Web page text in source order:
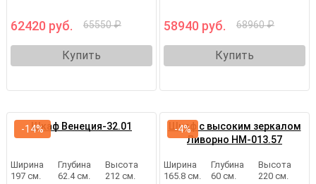
62420 руб. 65550 ₽
Купить
58940 руб. 68960 ₽
Купить
Шкаф Венеция-32.01
Ширина
197 см.
Глубина
62.4 см.
Высота
212 см.
-14%
Шкаф с высоким зеркалом
Ливорно НМ-013.57
Ширина
165.8 см.
Глубина
60 см.
Высота
220 см.
-4%